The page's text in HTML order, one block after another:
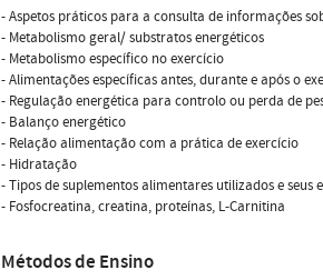
- Aspetos práticos para a consulta de informações
- Metabolismo geral/ substratos energéticos
- Metabolismo específico no exercício
- Alimentações específicas antes, durante e após o
- Regulação energética para controlo ou perda de
- Balanço energético
- Relação alimentação com a prática de exercício
- Hidratação
- Tipos de suplementos alimentares utilizados e seus
- Fosfocreatina, creatina, proteínas, L-Carnitina
Métodos de Ensino